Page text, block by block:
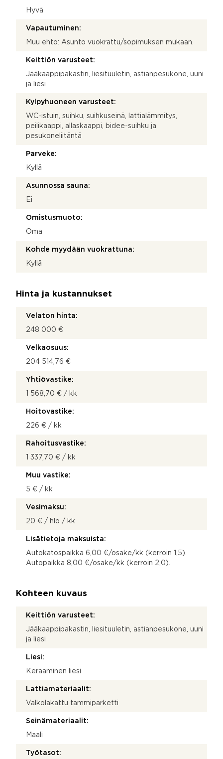
Hyvä
Vapautuminen:
Muu ehto: Asunto vuokrattu/sopimuksen mukaan.
Keittiön varusteet:
Jääkaappipakastin, liesituuletin, astianpesukone, uuni
ja liesi
Kylpyhuoneen varusteet:
WC-istuin, suihku, suihkuseinä, lattialämmitys,
peilikaappi, allaskaappi, bidee-suihku ja
pesukoneliitäntä
Parveke:
Kyllä
Asunnossa sauna:
Ei
Omistusmuoto:
Oma
Kohde myydään vuokrattuna:
Kyllä
Hinta ja kustannukset
Velaton hinta:
248 000 €
Velkaosuus:
204 514,76 €
Yhtiövastike:
1 568,70 € / kk
Hoitovastike:
226 € / kk
Rahoitusvastike:
1 337,70 € / kk
Muu vastike:
5 € / kk
Vesimaksu:
20 € / hlö / kk
Lisätietoja maksuista:
Autokatospaikka 6,00 €/osake/kk (kerroin 1,5).
Autopaikka 8,00 €/osake/kk (kerroin 2,0).
Kohteen kuvaus
Keittiön varusteet:
Jääkaappipakastin, liesituuletin, astianpesukone, uuni
ja liesi
Liesi:
Keraaminen liesi
Lattiamateriaalit:
Valkolakattu tammiparketti
Seinämateriaalit:
Maali
Työtasot: